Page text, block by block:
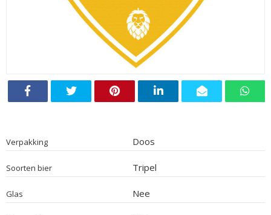
Verpakking Doos
Soorten bier Tripel
Glas Nee